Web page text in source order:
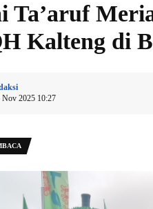
Ta’aruf
Kalteng di
Nov 2025 10:27